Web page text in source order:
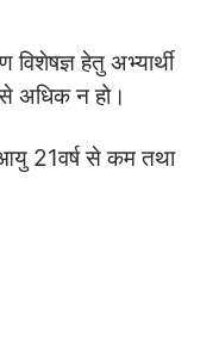
हेतु अभ्‍या‍र्थी
अधिक न हो।
21वर्ष से कम तथा